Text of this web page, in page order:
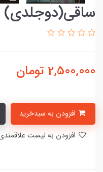
ساقی(دوجلدی)
2,500,000 تومان